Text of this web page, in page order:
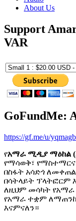
About Us
Support
VAR
GoFundMe:
https://gf.me/u/yqmagb
የአማራ ሚዲያ ማዕከል
የማሳወቅ፣
በስፋት አሳድጎ
በሳትላይት ፕላትፎርም
ለዚህም መሳካት የአማራ
የአማራ ተቋም
እናምናለን።